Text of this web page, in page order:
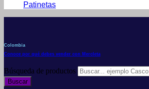
Patinetas
Colombia
Conoce por qué debes vender con Mercleta
Búsqueda de productos
Buscar